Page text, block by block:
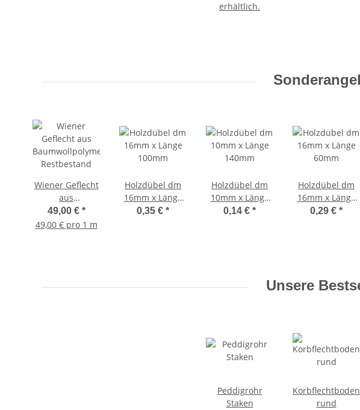
erhältlich.
Wiener Geflecht
aus
Baumwollpolymerflechtfaden-
Restbestand
49,00 € *
49,00 € pro 1 m
Holzdübel dm
16mm x Länge
100mm
0,35 € *
Holzdübel dm
10mm x Länge
140mm
0,14 € *
Holzdübel dm
16mm x Länge
60mm
0,29 € *
Unsere
Peddigrohr
Staken
Korbflechtboden
rund
Bausatz für 15 Peddigrohr Körbe
6,33 € pro 1 Stück
Wiener Geflecht aus
49,00 € pro 1 m